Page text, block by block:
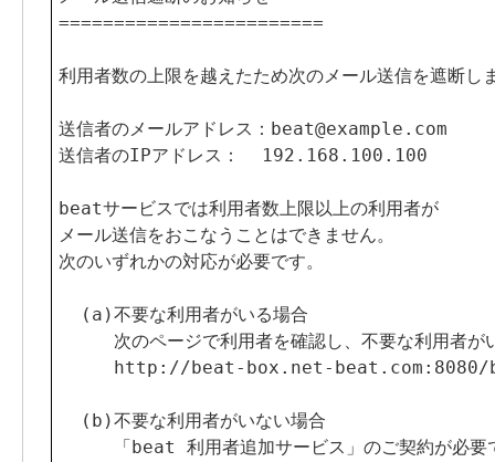
========================
利用者数の上限を越えたため次のメール送信を遮断し
送信者のメールアドレス：beat@example.com
送信者のIPアドレス：  192.168.100.100
beatサービスでは利用者数上限以上の利用者が
メール送信をおこなうことはできません。
次のいずれかの対応が必要です。
  (a)不要な利用者がいる場合
次のページで利用者を確認し、不要な利用者が
http ://beat-box.net-
  (b)不要な利用者がいない場合
「beat 利用者追加サービス」のご契約が必要